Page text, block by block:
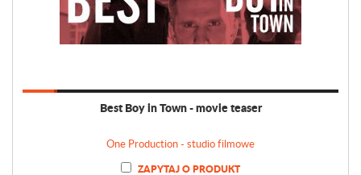
Best Boy in Town - movie teaser
One Production - studio filmowe
ZAPYTAJ O PRODUKT